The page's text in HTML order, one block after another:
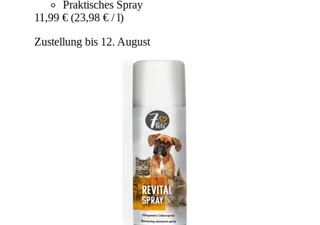
Praktisches Spray
11,99 € (23,98 € / l)
Zustellung bis 12. August